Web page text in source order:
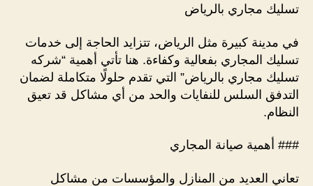
تسليك مجاري بالرياض
في مدينة كبيرة مثل الرياض، تتزايد الحاجة إلى خدمات
تسليك المجاري بفعالية وكفاءة. هنا تأتي أهمية “شركه
تسليك مجاري بالرياض” التي تقدم حلولًا متكاملة لضمان
التدفق السلس للنفايات والحد من أي مشاكل قد تعيق
النظام.
### أهمية صيانة المجاري
تعاني العديد من المنازل والمؤسسات من مشاكل